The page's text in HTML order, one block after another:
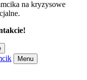
na kryzysowe
Menu